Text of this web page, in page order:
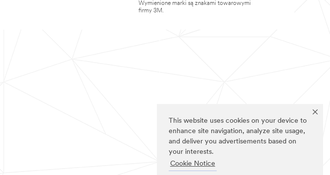
This website uses cookies on your device to
enhance site navigation, analyze site usage,
and deliver you advertisements based on
your interests.
Cookie Notice
Wymienione marki są znakami towarowymi
firmy 3M.